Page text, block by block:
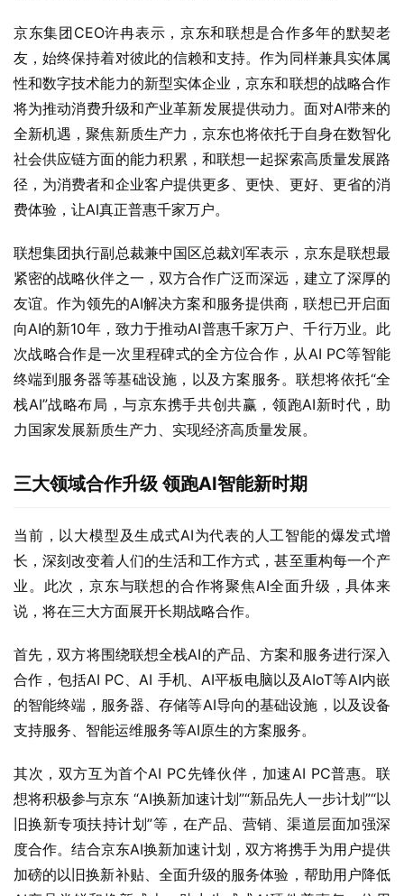
京东集团CEO许冉表示，京东和联想是合作多年的默契老
友，始终保持着对彼此的信赖和支持。作为同样兼具实体属
性和数字技术能力的新型实体企业，京东和联想的战略合作
将为推动消费升级和产业革新发展提供动力。面对AI带来的
全新机遇，聚焦新质生产力，京东也将依托于自身在数智化
社会供应链方面的能力积累，和联想一起探索高质量发展路
径，为消费者和企业客户提供更多、更快、更好、更省的消
费体验，让AI真正普惠千家万户。
联想集团执行副总裁兼中国区总裁刘军表示，京东是联想最
紧密的战略伙伴之一，双方合作广泛而深远，建立了深厚的
友谊。作为领先的AI解决方案和服务提供商，联想已开启面
向AI的新10年，致力于推动AI普惠千家万户、千行万业。此
次战略合作是一次里程碑式的全方位合作，从AI PC等智能
终端到服务器等基础设施，以及方案服务。联想将依托“全
栈AI”战略布局，与京东携手共创共赢，领跑AI新时代，助
力国家发展新质生产力、实现经济高质量发展。
三大领域合作升级 领跑AI智能新时期
当前，以大模型及生成式AI为代表的人工智能的爆发式增
长，深刻改变着人们的生活和工作方式，甚至重构每一个产
业。此次，京东与联想的合作将聚焦AI全面升级，具体来
说，将在三大方面展开长期战略合作。
首先，双方将围绕联想全栈AI的产品、方案和服务进行深入
合作，包括AI PC、AI 手机、AI平板电脑以及AIoT等AI内嵌
的智能终端，服务器、存储等AI导向的基础设施，以及设备
支持服务、智能运维服务等AI原生的方案服务。
其次，双方互为首个AI PC先锋伙伴，加速AI PC普惠。联
想将积极参与京东 “AI换新加速计划”“新品先人一步计划”“以
旧换新专项扶持计划”等，在产品、营销、渠道层面加强深
度合作。结合京东AI换新加速计划，双方将携手为用户提供
加磅的以旧换新补贴、全面升级的服务体验，帮助用户降低